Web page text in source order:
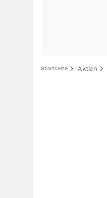
Startseite Aktien